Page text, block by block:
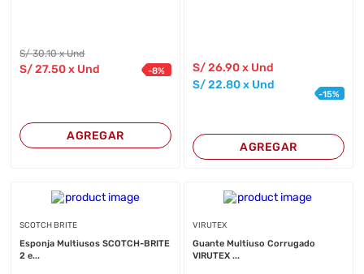
S/30.10 x Und
S/27.50 x Und -8%
AGREGAR
S/26.90x Und
S/22.80x Und
-15%
AGREGAR
SCOTCH BRITE
Esponja Multiusos SCOTCH-BRITE
2 e...
VIRUTEX
Guante Multiuso Corrugado
VIRUTEX ...